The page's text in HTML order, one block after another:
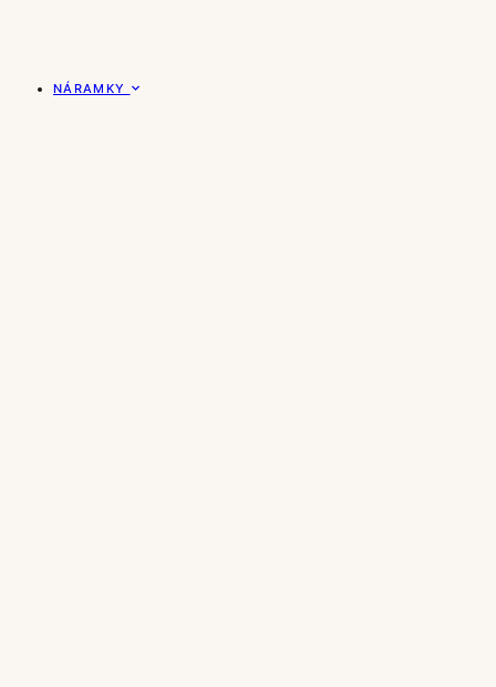
NÁRAMKY